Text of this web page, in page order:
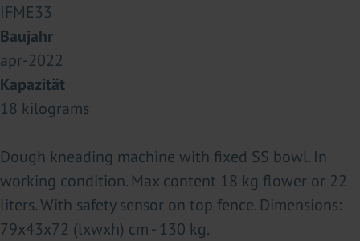
IFME33
Baujahr
apr-2022
Kapazität
18 kilograms
Dough kneading machine with fixed SS bowl. In
working condition. Max content 18 kg flower or 22
liters. With safety sensor on top fence. Dimensions:
79x43x72 (lxwxh) cm - 130 kg.